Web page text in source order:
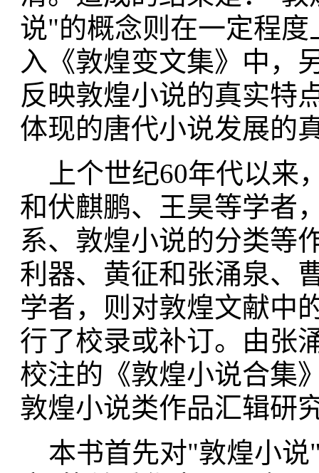
说"的概念则在一定程
入《敦煌变文集》中，
反映敦煌小说的真实特
体现的唐代小说发展的
上个世纪60年代以来
和伏麒鹏、王昊等学者
系、敦煌小说的分类等
利器、黄征和张涌泉、
学者，则对敦煌文献中
行了校录或补订。由张
校注的《敦煌小说合集
敦煌小说类作品汇辑研
本书首先对"敦煌小说